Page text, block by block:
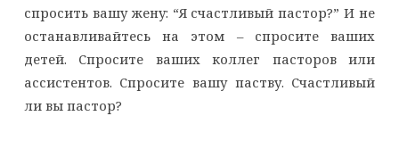
спросить вашу жену: “Я счастливый пастор?” И не
останавливайтесь на этом – спросите ваших
детей. Спросите ваших коллег пасторов или
ассистентов. Спросите вашу паству. Счастливый
ли вы пастор?